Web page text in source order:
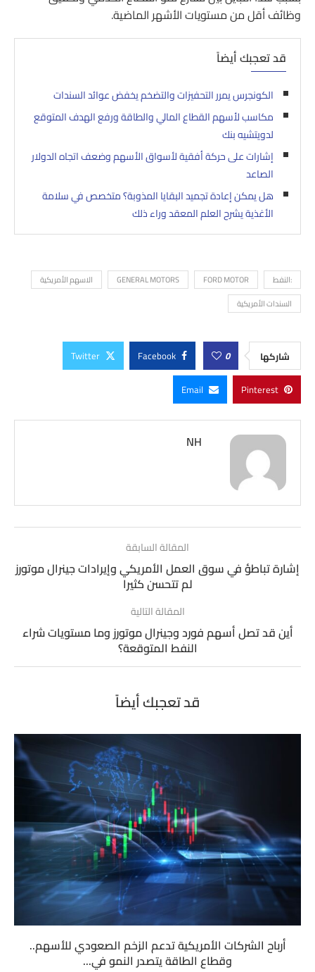
وظائف أقل من مستويات الأشهر الماضية.
قد تعجبك أيضاً
الكونجرس يمرر التحفيزات والتضخم يخفض عوائد السندات
مكاسب لأسهم القطاع المالي والطاقة ورفع الهدف المتوقع
لدويتشيه بنك
إشارات على حركة أفقية لأسواق الأسهم وضعف اتجاه الدولار
الصاعد
هل يمكن إعادة تجميد البقايا المذوبة؟ متخصص في سلامة
الأغذية يشرح العلم المعقد وراء ذلك
:النفط FORD MOTOR
GENERAL MOTORS
الاسهم الأمريكية
السندات الأمريكية
شاركها 0
Facebook
Twitter
Pinterest
Email
NH
المقالة السابقة
إشارة تباطؤ في سوق العمل الأمريكي وإيرادات جينرال موتورز
لم تتحسن كثيرا
المقالة التالية
أين قد تصل أسهم فورد وجينرال موتورز وما مستويات شراء
النفط المتوقعة؟
قد تعجبك أيضاً
أرباح الشركات الأمريكية تدعم الزخم الصعودي للأسهم..
وقطاع الطاقة يتصدر النمو في...